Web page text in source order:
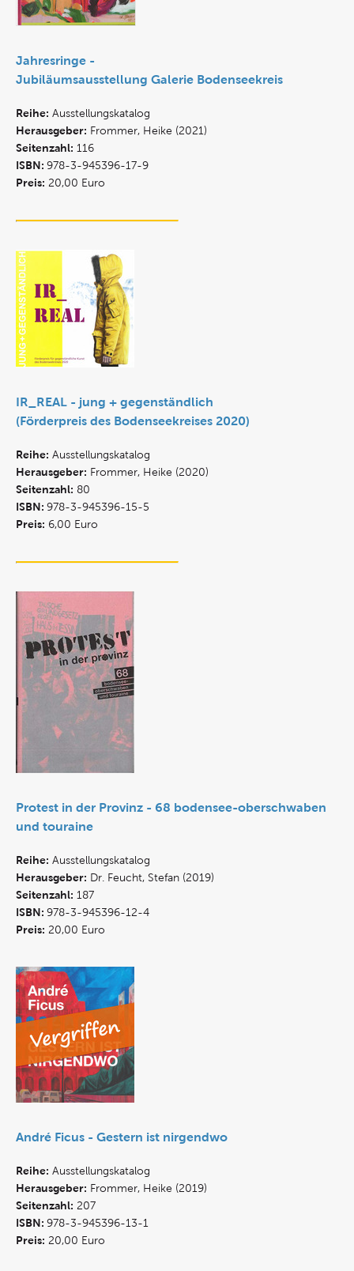
Jahresringe -
Jubiläumsausstellung Galerie Bodenseekreis
Reihe: Ausstellungskatalog
Herausgeber: Frommer, Heike (2021)
Seitenzahl: 116
ISBN: 978-3-945396-17-9
Preis: 20,00 Euro
IR_REAL - jung + gegenständlich
(Förderpreis des Bodenseekreises 2020)
Reihe: Ausstellungskatalog
Herausgeber: Frommer, Heike (2020)
Seitenzahl: 80
ISBN: 978-3-945396-15-5
Preis: 6,00 Euro
Protest in der Provinz - 68 bodensee-oberschwaben
und touraine
Reihe: Ausstellungskatalog
Herausgeber: Dr. Feucht, Stefan (2019)
Seitenzahl: 187
ISBN: 978-3-945396-12-4
Preis: 20,00 Euro
André Ficus - Gestern ist nirgendwo
Reihe: Ausstellungskatalog
Herausgeber: Frommer, Heike (2019)
Seitenzahl: 207
ISBN: 978-3-945396-13-1
Preis: 20,00 Euro